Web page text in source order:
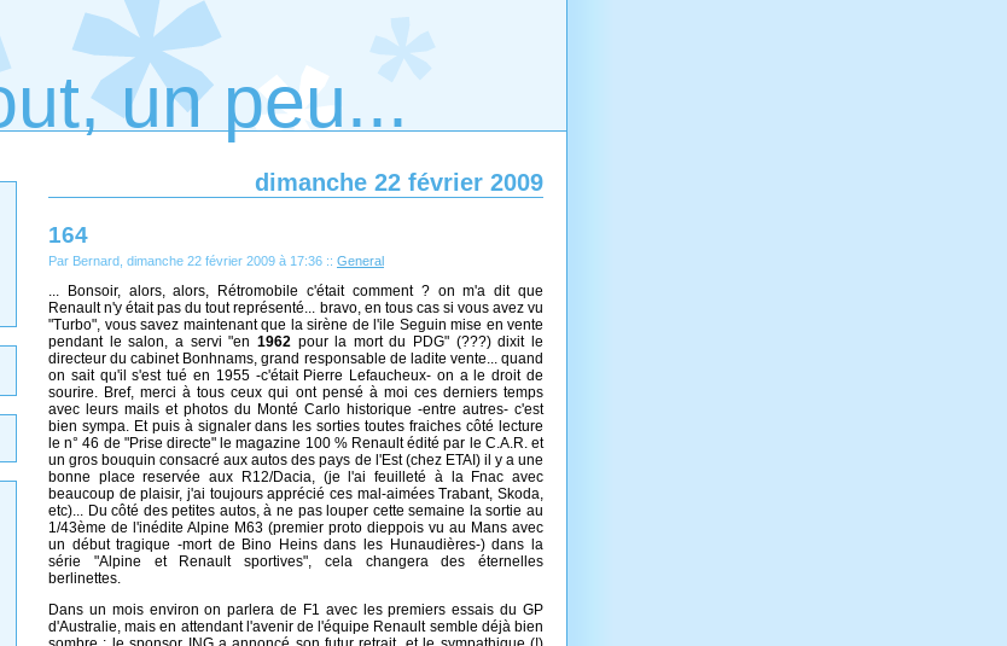
un peu...
dimanche 22 février 2009
164
Par Bernard, dimanche 22 février 2009 à 17:36 :: General
... Bonsoir, alors, alors, Rétromobile c'était comment ? on m'a dit que
Renault n'y était pas du tout représenté... bravo, en tous cas si vous avez vu
"Turbo", vous savez maintenant que la sirène de l'ile Seguin mise en vente
pendant le salon, a servi "en 1962 pour la mort du PDG" (???) dixit le
directeur du cabinet Bonhnams, grand responsable de ladite vente... quand
on sait qu'il s'est tué en 1955 -c'était Pierre Lefaucheux- on a le droit de
sourire. Bref, merci à tous ceux qui ont pensé à moi ces derniers temps
avec leurs mails et photos du Monté Carlo historique -entre autres- c'est
bien sympa. Et puis à signaler dans les sorties toutes fraiches côté lecture
le n° 46 de "Prise directe" le magazine 100 % Renault édité par le C.A.R. et
un gros bouquin consacré aux autos des pays de l'Est (chez ETAI) il y a une
bonne place reservée aux R12/Dacia, (je l'ai feuilleté à la Fnac avec
beaucoup de plaisir, j'ai toujours apprécié ces mal-aimées Trabant, Skoda,
etc)... Du côté des petites autos, à ne pas louper cette semaine la sortie au
1/43ème de l'inédite Alpine M63 (premier proto dieppois vu au Mans avec
un début tragique -mort de Bino Heins dans les Hunaudières-) dans la
série "Alpine et Renault sportives", cela changera des éternelles
berlinettes.
Dans un mois environ on parlera de F1 avec les premiers essais du GP
d'Australie, mais en attendant l'avenir de l'équipe Renault semble déjà bien